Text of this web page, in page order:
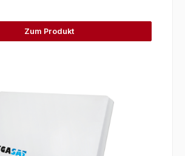
Zum Produkt